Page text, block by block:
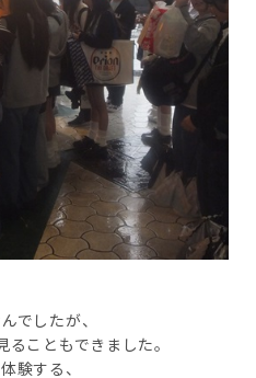
でしたが、
こともできました。
験する、